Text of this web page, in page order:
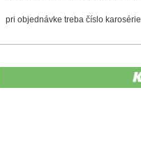
pri objednávke treba číslo karosérie